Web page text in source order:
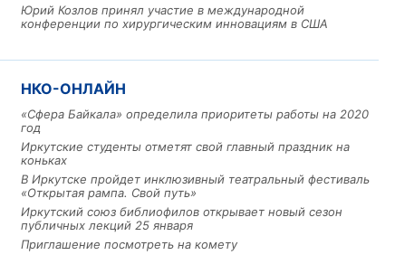
Юрий Козлов принял участие в международной
конференции по хирургическим инновациям в США
НКО-ОНЛАЙН
«Сфера Байкала» определила приоритеты работы на 2020
год
Иркутские студенты отметят свой главный праздник на
коньках
В Иркутске пройдет инклюзивный театральный фестиваль
«Открытая рампа. Свой путь»
Иркутский союз библиофилов открывает новый сезон
публичных лекций 25 января
Приглашение посмотреть на комету
рублей получит